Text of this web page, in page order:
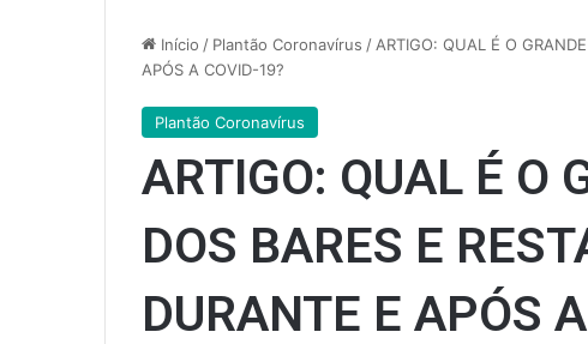
Início / Plantão Coronavírus / ARTIGO: QUAL É O
APÓS A COVID-19?
Plantão Coronavírus
ARTIGO: QUAL É O
DOS BARES E
DURANTE E APÓS